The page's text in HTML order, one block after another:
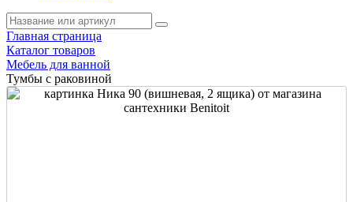
Главная страница
Каталог товаров
Мебель для ванной
Тумбы с раковиной